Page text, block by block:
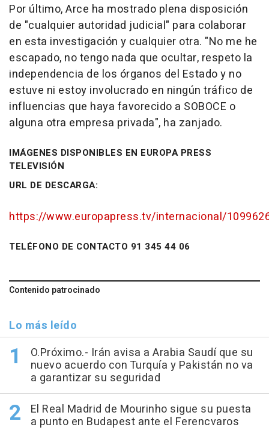
Por último, Arce ha mostrado plena disposición
de "cualquier autoridad judicial" para colaborar
en esta investigación y cualquier otra. "No me he
escapado, no tengo nada que ocultar, respeto la
independencia de los órganos del Estado y no
estuve ni estoy involucrado en ningún tráfico de
influencias que haya favorecido a SOBOCE o
alguna otra empresa privada", ha zanjado.
IMÁGENES DISPONIBLES EN EUROPA PRESS
TELEVISIÓN
URL DE DESCARGA:
https://www.europapress.tv/internacional/
TELÉFONO DE CONTACTO 91 345 44 06
Contenido patrocinado
Lo más leído
O.Próximo.- Irán avisa a Arabia Saudí que su
nuevo acuerdo con Turquía y Pakistán no va
a garantizar su seguridad
El Real Madrid de Mourinho sigue su puesta
a punto en Budapest ante el Ferencvaros